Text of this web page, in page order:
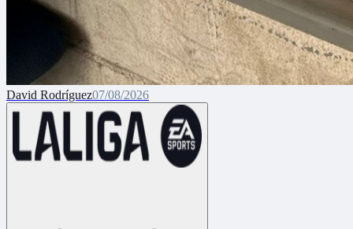
David Rodríguez07/08/2026